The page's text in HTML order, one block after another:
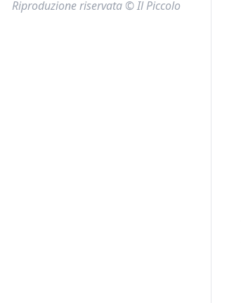
Riproduzione riservata © Il Piccolo